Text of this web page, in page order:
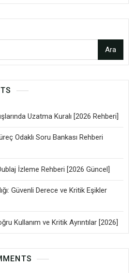
Ara
Uzatma Kuralı [2026 Rehberi]
Odaklı Soru Bankası Rehberi
İzleme Rehberi [2026 Güncel]
Güvenli Derece ve Kritik Eşikler
Kullanım ve Kritik Ayrıntılar [2026]